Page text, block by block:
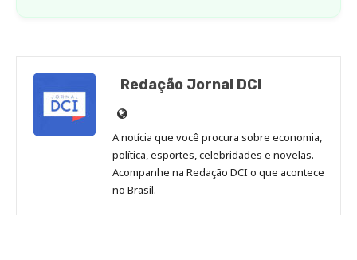
Redação Jornal DCI
Site
de
Redação
Jornal
DCI
A notícia que você procura sobre economia,
política, esportes, celebridades e novelas.
Acompanhe na Redação DCI o que acontece
no Brasil.